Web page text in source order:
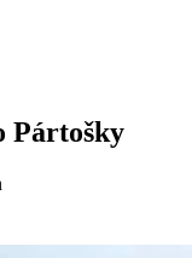
Pártošky